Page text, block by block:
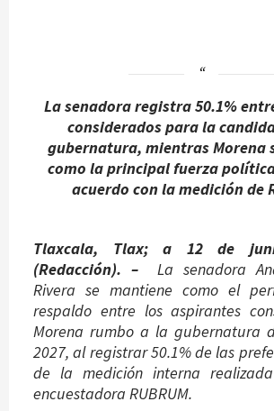
La senadora registra 50.1%
considerados para la
gubernatura, mientras Morena
como la principal fuerza
acuerdo con la medición de
Tlaxcala, Tlax; a 12 de
(Redacción). –La senadora
Rivera se mantiene como el
respaldo entre los aspirantes
Morena rumbo a la gubernatura
2027, al registrar 50.1% de las
de la medición interna
encuestadora RUBRUM.